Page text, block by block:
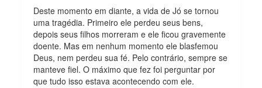
Deste momento em diante, a vida de Jó se tornou
uma tragédia. Primeiro ele perdeu seus bens,
depois seus filhos morreram e ele ficou gravemente
doente. Mas em nenhum momento ele blasfemou
Deus, nem perdeu sua fé. Pelo contrário, sempre se
manteve fiel. O máximo que fez foi perguntar por
que tudo isso estava acontecendo com ele.